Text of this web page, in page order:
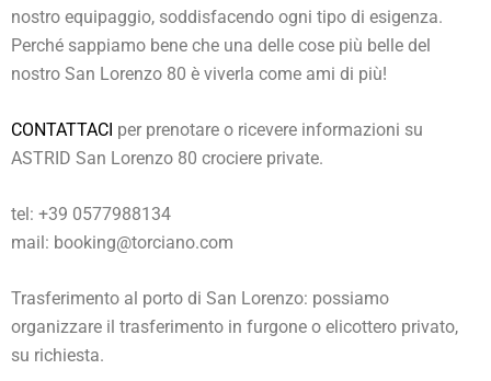
nostro equipaggio, soddisfacendo ogni tipo di esigenza.
Perché sappiamo bene che una delle cose più belle del
nostro San Lorenzo 80 è viverla come ami di più!
CONTATTACI per prenotare o ricevere informazioni su
ASTRID San ​​Lorenzo 80 crociere private.
tel: +39 0577988134
mail: booking@torciano.com
Trasferimento al porto di San Lorenzo: possiamo
organizzare il trasferimento in furgone o elicottero privato,
su richiesta.